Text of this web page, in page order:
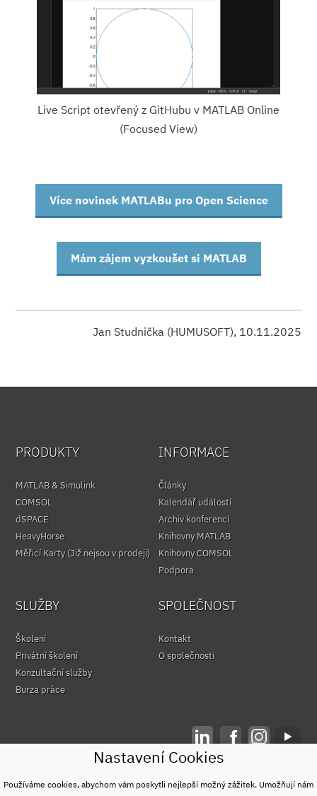
Live Script otevřený z GitHubu v MATLAB Online
(Focused View)
Více novinek MATLABu pro Open Science
Mám zájem vyzkoušet si MATLAB
Jan Studnička (HUMUSOFT), 10.11.2025
Nastavení Cookies
Používáme cookies, abychom vám poskytli nejlepší možný zážitek. Umožňují nám
PRODUKTY
MATLAB & Simulink
COMSOL
dSPACE
HeavyHorse
Měřicí Karty (Již nejsou v prodeji)
INFORMACE
Články
Kalendář událostí
Archiv konferencí
Knihovny MATLAB
Knihovny COMSOL
Podpora
SLUŽBY
Školení
Privátní školení
Konzultační služby
Burza práce
SPOLEČNOST
Kontakt
O společnosti
© HUMUSOFT 1991 - 2026
Ochrana osobních údajů